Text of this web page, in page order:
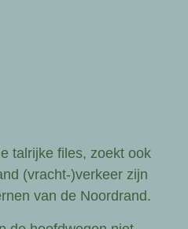
talrijke files, zoekt ook
(vracht-)verkeer zijn
van de Noordrand.